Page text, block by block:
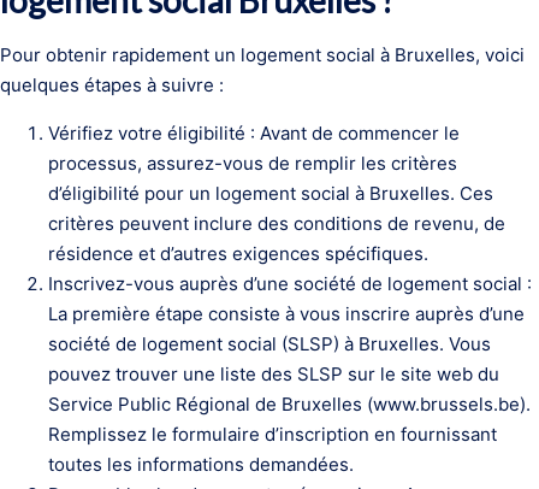
Pour obtenir rapidement un logement social à Bruxelles, voici
quelques étapes à suivre :
Vérifiez votre éligibilité : Avant de commencer le
processus, assurez-vous de remplir les critères
d’éligibilité pour un logement social à Bruxelles. Ces
critères peuvent inclure des conditions de revenu, de
résidence et d’autres exigences spécifiques.
Inscrivez-vous auprès d’une société de logement social :
La première étape consiste à vous inscrire auprès d’une
société de logement social (SLSP) à Bruxelles. Vous
pouvez trouver une liste des SLSP sur le site web du
Service Public Régional de Bruxelles (www.brussels.be).
Remplissez le formulaire d’inscription en fournissant
toutes les informations demandées.